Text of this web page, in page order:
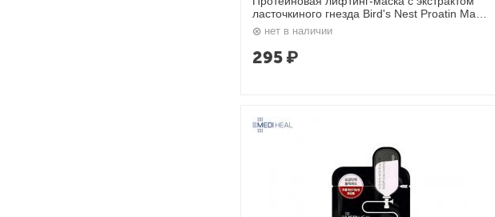
ласточкиного гнезда Bird's Nest Proatin Mask
35 гр. Mediheal
нет в наличии
295 ₽